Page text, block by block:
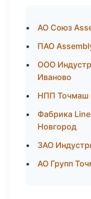
АО Союз
ПАО
ООО
Иваново
НПП Точмаш
Фабрика
Новгород
ЗАО
АО Групп